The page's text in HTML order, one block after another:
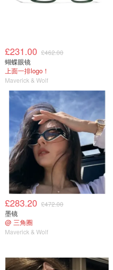
£231.00 £462.00
蝴蝶眼镜
上面一排logo！
Maverick & Wolf
£283.20 £472.00
墨镜
@ 三角圈
Maverick & Wolf